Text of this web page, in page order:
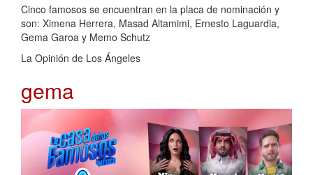
Cinco famosos se encuentran en la placa de nominación y
son: Ximena Herrera, Masad Altamimi, Ernesto Laguardia,
Gema Garoa y Memo Schutz
La Opinión de Los Ángeles
gema